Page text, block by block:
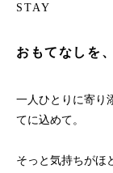
STAY
おもてなしを
一人ひとりに寄り
てに込めて。
そっと気持ちがほ